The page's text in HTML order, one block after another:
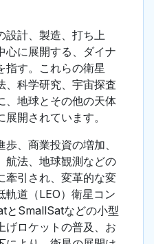
設計、製造、打ち上
心に展開する、ダイナ
指す。これらの衛星
、科学研究、宇宙探査
、地球とその他の天体
開されています。
、商業投資の増加、
航法、地球観測などの
牽引され、変革的な変
軌道（LEO）衛星コン
とSmallSatなどの小型
げロケットの普及、お